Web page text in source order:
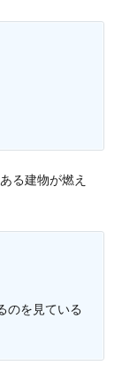
る建物が燃え
のを見ている